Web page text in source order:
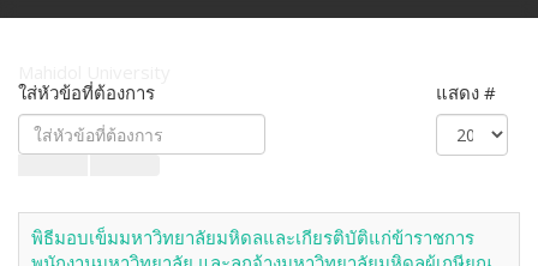
ใส่หัวข้อที่ต้องการ แสดง #
พิธีมอบเข็มมหาวิทยาลัยมหิดลและเกียรติบัติแก่ข้าราชการ